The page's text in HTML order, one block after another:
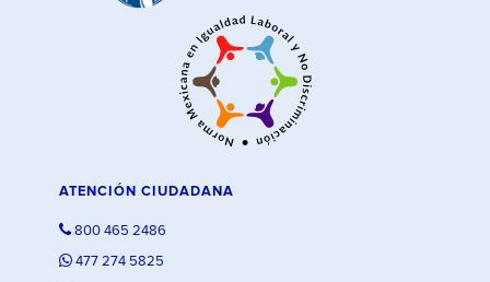
ATENCIÓN CIUDADANA
800 465 2486
477 274 5825